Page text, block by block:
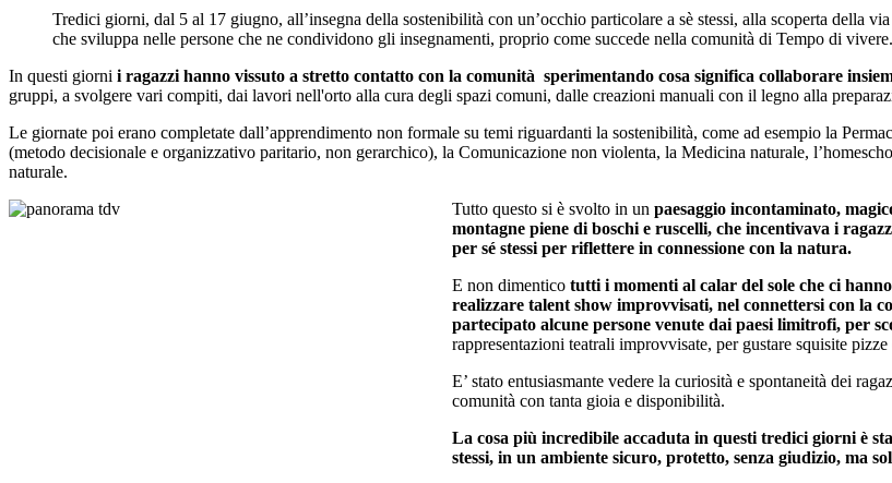
Tredici giorni, dal 5 al 17 giugno, all’insegna della sostenibilità con un’occhio particolare a sè stessi, alla scoperta della
che sviluppa nelle persone che ne condividono gli insegnamenti, proprio come succede nella comunità di Tempo di vivere.
In questi giorni i ragazzi hanno vissuto a stretto contatto con la comunità sperimentando cosa significa collaborare
gruppi, a svolgere vari compiti, dai lavori nell'orto alla cura degli spazi comuni, dalle creazioni manuali con il legno alla
Le giornate poi erano completate dall’apprendimento non formale su temi riguardanti la sostenibilità, come ad esempio la
(metodo decisionale e organizzativo paritario, non gerarchico), la Comunicazione non violenta, la Medicina naturale,
naturale.
Tutto questo si è svolto in un paesaggio incontaminato,
montagne piene di boschi e ruscelli, che incentivava i
per sé stessi per riflettere in connessione con la natura.
E non dimentico tutti i momenti al calar del sole che ci
realizzare talent show improvvisati, nel connettersi con la
partecipato alcune persone venute dai paesi limitrofi, per
rappresentazioni teatrali improvvisate, per gustare squisite
E’ stato entusiasmante vedere la curiosità e spontaneità dei
comunità con tanta gioia e disponibilità.
La cosa più incredibile accaduta in questi tredici giorni è
stessi, in un ambiente sicuro, protetto, senza giudizio, ma